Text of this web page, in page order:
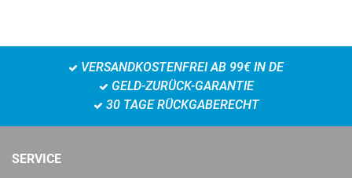
VERSANDKOSTENFREI AB 99€ IN DE
GELD-ZURÜCK-GARANTIE
30 TAGE RÜCKGABERECHT
SERVICE